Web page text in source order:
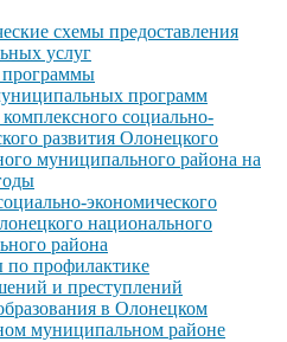
схемы предоставления
услуг
программ
социально-
развития Олонецкого
муниципального района на
экономического
национального
района
профилактике
и преступлений
в Олонецком
муниципальном районе